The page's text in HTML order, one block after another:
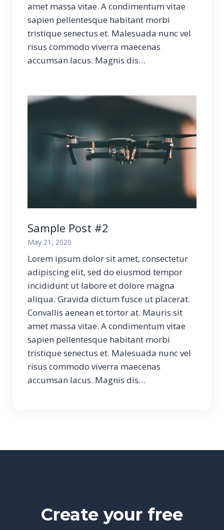
amet massa vitae. A condimentum vitae
sapien pellentesque habitant morbi
tristique senectus et. Malesuada nunc vel
risus commodo viverra maecenas
accumsan lacus. Magnis dis…
Sample Post #2
May 21, 2020
Lorem ipsum dolor sit amet, consectetur
adipiscing elit, sed do eiusmod tempor
incididunt ut labore et dolore magna
aliqua. Gravida dictum fusce ut placerat.
Convallis aenean et tortor at. Mauris sit
amet massa vitae. A condimentum vitae
sapien pellentesque habitant morbi
tristique senectus et. Malesuada nunc vel
risus commodo viverra maecenas
accumsan lacus. Magnis dis…
Create your free